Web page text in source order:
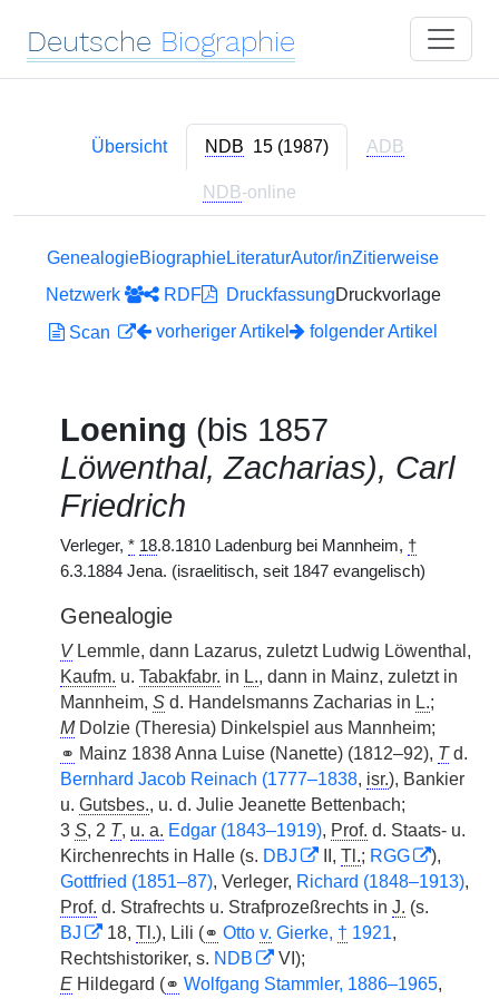
Deutsche Biographie
Übersicht NDB 15 (1987) ADB
NDB-online
GenealogieBiographieLiteraturAutor/inZitierweise
Netzwerk
RDF DruckfassungDruckvorlage
Scan
vorheriger Artikel folgender Artikel
Loening (bis 1857
Löwenthal, Zacharias), Carl
Friedrich
Verleger, * 18.8.1810 Ladenburg bei Mannheim, †
6.3.1884 Jena. (israelitisch, seit 1847 evangelisch)
Genealogie
VLemmle, dann Lazarus, zuletzt Ludwig Löwenthal,
Kaufm. u. Tabakfabr. in L., dann in Mainz, zuletzt in
Mannheim, S d. Handelsmanns Zacharias in L.;
MDolzie (Theresia) Dinkelspiel aus Mannheim;
⚭ Mainz 1838 Anna Luise (Nanette) (1812–92), Td.
Bernhard Jacob Reinach (1777–1838, isr.), Bankier
u. Gutsbes., u. d. Julie Jeanette Bettenbach;
3 S, 2 T, u. a. Edgar (1843–1919), Prof. d. Staats- u.
Kirchenrechts in Halle (s. DBJ II, Tl.; RGG
),
Gottfried (1851–87), Verleger, Richard (1848–1913),
Prof. d. Strafrechts u. Strafprozeßrechts in J. (s.
BJ
18, Tl.), Lili (⚭ Otto v. Gierke, † 1921,
Rechtshistoriker, s. NDB
VI);
E Hildegard (⚭ Wolfgang Stammler, 1886–1965,